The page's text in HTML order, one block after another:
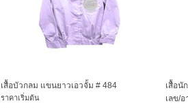
เสื้อบัวกลม แขนยาวเอวจั้ม # 484
ราคาเริ่มต้น
เสื้อนั
เลข/อ